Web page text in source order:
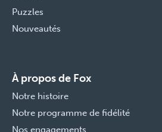
Puzzles
Nouveautés
À propos de Fox
Notre histoire
Notre programme de fidélité
Nos engagements